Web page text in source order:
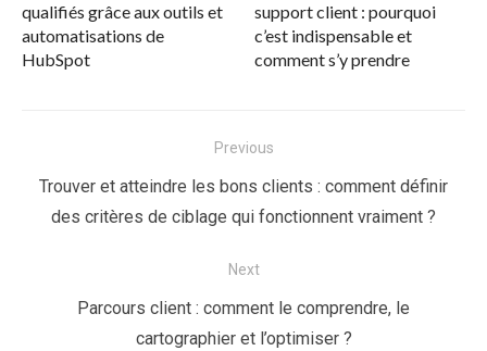
qualifiés grâce aux outils et
automatisations de
HubSpot
support client : pourquoi
c’est indispensable et
comment s’y prendre
de
l’article
Previous
Previous
post:
Trouver et atteindre les bons clients : comment définir
des critères de ciblage qui fonctionnent vraiment ?
Next
Parcours client : comment le comprendre, le
cartographier et l’optimiser ?